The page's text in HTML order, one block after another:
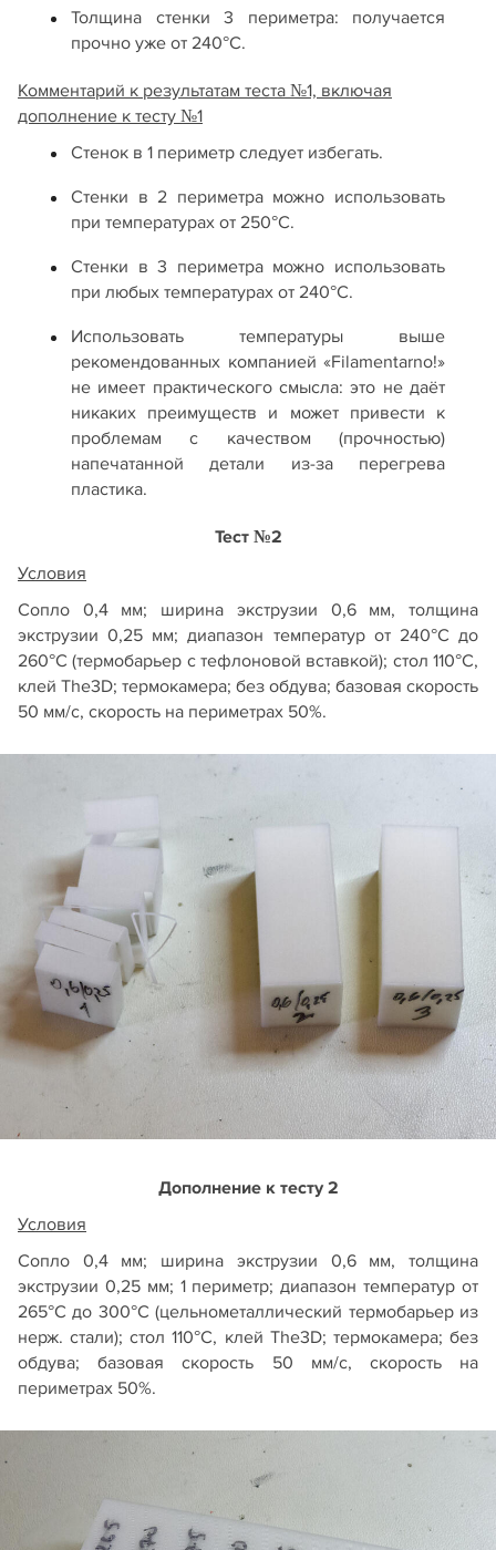
Толщина стенки 3 периметра: получается
прочно уже от 240°С.
Комментарий к результатам теста №1, включая
дополнение к тесту №1
Стенок в 1 периметр следует избегать.
Стенки в 2 периметра можно использовать
при температурах от 250°С.
Стенки в 3 периметра можно использовать
при любых температурах от 240°С.
Использовать температуры выше
рекомендованных компанией «Filamentarno!»
не имеет практического смысла: это не даёт
никаких преимуществ и может привести к
проблемам с качеством (прочностью)
напечатанной детали из-за перегрева
пластика.
Тест №2
Условия
Сопло 0,4 мм; ширина экструзии 0,6 мм, толщина
экструзии 0,25 мм; диапазон температур от 240°С до
260°С (термобарьер с тефлоновой вставкой); стол 110°С,
клей The3D; термокамера; без обдува; базовая скорость
50 мм/с, скорость на периметрах 50%.
Дополнение к тесту 2
Условия
Сопло 0,4 мм; ширина экструзии 0,6 мм, толщина
экструзии 0,25 мм; 1 периметр; диапазон температур от
265°С до 300°С (цельнометаллический термобарьер из
нерж. стали); стол 110°С, клей The3D; термокамера; без
обдува; базовая скорость 50 мм/с, скорость на
периметрах 50%.